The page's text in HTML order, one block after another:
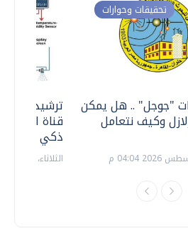
ترشيدا
قناة
ذكي
الثلاثاء، 14 يوليو 2026 06:11 م
تحقيقات وحوارات
"جوجل" .. هل يمكن
وكيف نتعامل